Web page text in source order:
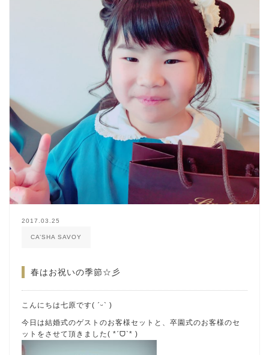
2017.03.25
CA’SHA SAVOY
春はお祝いの季節☆彡
こんにちは七原です( ˊᵕˋ )
今日は結婚式のゲストのお客様セットと、卒園式のお客様のセ
ットをさせて頂きました( *ˊᗜˋ* )